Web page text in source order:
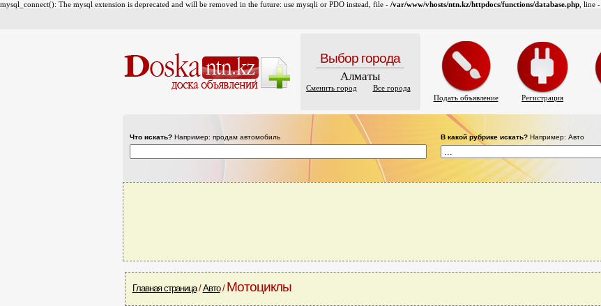
mysql_connect(): The mysql extension is deprecated and will be removed in the future: use mysqli or PDO instead, file - /var/www/vhosts/ntn.kz/httpdocs/functions/database.php , line -
Выбор города
Алматы
Сменить город
Все города
Подать объявление
Регистрация
Что искать?Например: продам автомобиль В какой рубрике искать?Например: Авто
Главная страница/Авто/ Мотоциклы